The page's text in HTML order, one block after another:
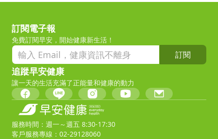
訂閱電子報
免費訂閱早安，開始健康新生活！
訂閱
追蹤早安健康
讓一天的生活充滿了正能量和健康的動力
服務時間：週一～週五 8:30-17:30
客戶服務專線：02-29128060